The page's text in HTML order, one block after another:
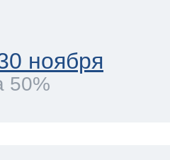
ноября
50%